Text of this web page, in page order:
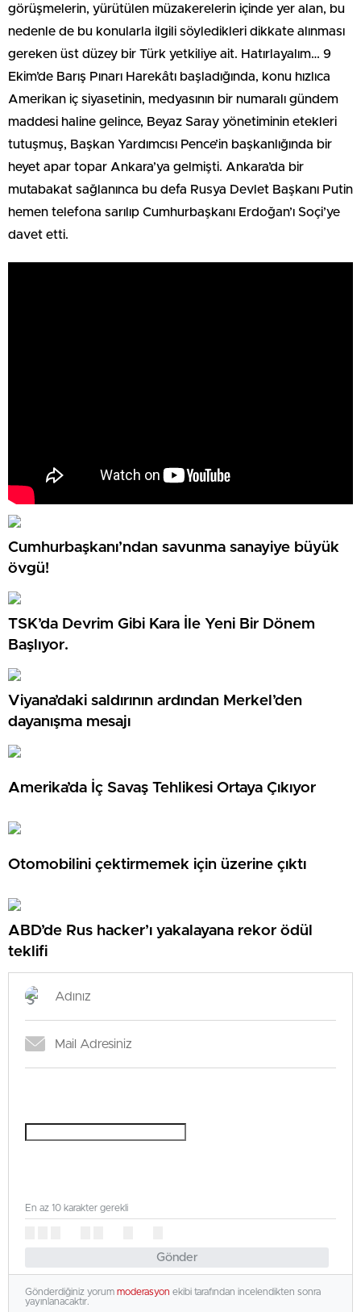
görüşmelerin, yürütülen müzakerelerin içinde yer alan, bu
nedenle de bu konularla ilgili söyledikleri dikkate alınması
gereken üst düzey bir Türk yetkiliye ait. Hatırlayalım… 9
Ekim’de Barış Pınarı Harekâtı başladığında, konu hızlıca
Amerikan iç siyasetinin, medyasının bir numaralı gündem
maddesi haline gelince, Beyaz Saray yönetiminin etekleri
tutuşmuş, Başkan Yardımcısı Pence’in başkanlığında bir
heyet apar topar Ankara’ya gelmişti. Ankara’da bir
mutabakat sağlanınca bu defa Rusya Devlet Başkanı Putin
hemen telefona sarılıp Cumhurbaşkanı Erdoğan’ı Soçi’ye
davet etti.
Cumhurbaşkanı’ndan savunma sanayiye büyük
övgü!
TSK’da Devrim Gibi Kara İle Yeni Bir Dönem
Başlıyor.
Viyana’daki saldırının ardından Merkel’den
dayanışma mesajı
Amerika’da İç Savaş Tehlikesi Ortaya Çıkıyor
Otomobilini çektirmemek için üzerine çıktı
ABD’de Rus hacker’ı yakalayana rekor ödül
teklifi
Gönder
En az 10 karakter gerekli
Gönderdiğiniz yorum moderasyon ekibi tarafından incelendikten sonra
yayınlanacaktır.